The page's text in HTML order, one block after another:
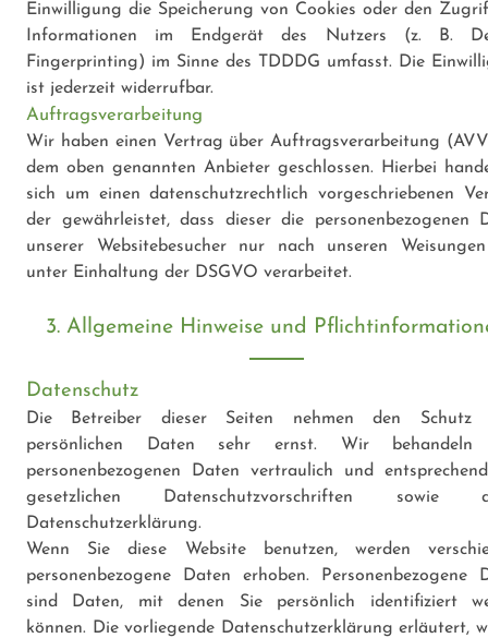
Einwilligung die Speicherung von Cookies oder den
Informationen im Endgerät des Nutzers (z. B.
Fingerprinting) im Sinne des TDDDG umfasst. Die
ist jederzeit widerrufbar.
Auftragsverarbeitung
Wir haben einen Vertrag über Auftragsverarbeitung
dem oben genannten Anbieter geschlossen. Hierbei
sich um einen datenschutzrechtlich vorgeschriebenen
der gewährleistet, dass dieser die personenbezogenen
unserer Websitebesucher nur nach unseren
unter Einhaltung der DSGVO verarbeitet.
3. Allgemeine Hinweise und
Datenschutz
Die Betreiber dieser Seiten nehmen den Schutz
persönlichen Daten sehr ernst. Wir behandeln
personenbezogenen Daten vertraulich und
gesetzlichen Datenschutzvorschriften sowie
Datenschutzerklärung.
Wenn Sie diese Website benutzen, werden
personenbezogene Daten erhoben. Personenbezogene
sind Daten, mit denen Sie persönlich identifiziert
können. Die vorliegende Datenschutzerklärung erläutert,